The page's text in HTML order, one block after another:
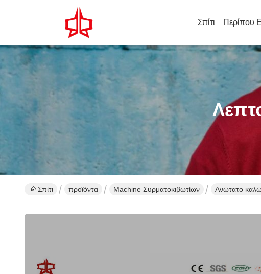
Σπίτι Περίπου
Σπίτι προϊόντα Machine Συρματοκιβωτίων Ανώτατο